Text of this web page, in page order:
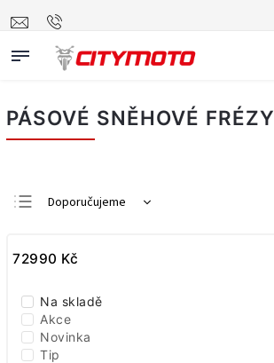
PÁSOVÉ SNĚHOVÉ FRÉZY
Doporučujeme
Nejdražší
Abecedně
72990 Kč
Na skladě
Akce
Novinka
Tip